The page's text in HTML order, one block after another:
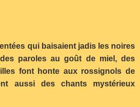
qui baisaient jadis les noires
paroles au goût de miel, des
font honte aux rossignols de
aussi des chants mystérieux